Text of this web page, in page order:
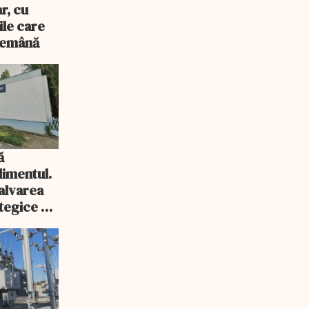
cu
care
a